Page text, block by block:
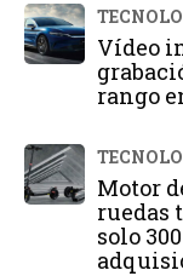
Vídeo
rango
Motor
ruedas
solo